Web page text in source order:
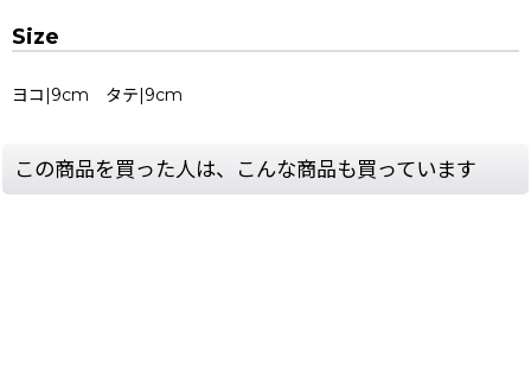
Size
ヨコ|9cm タテ|9cm
この商品を買った人は、こんな商品も買っています